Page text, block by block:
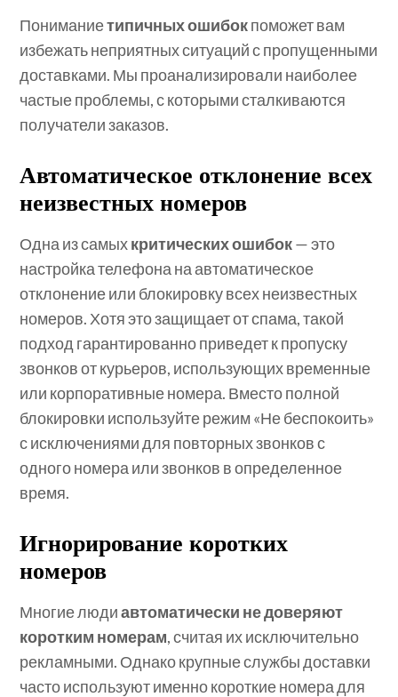
Пониманиетипичных ошибокпоможет вам
избежать неприятных ситуаций с пропущенными
доставками. Мы проанализировали наиболее
частые проблемы, с которыми сталкиваются
получатели заказов.
Автоматическое отклонение всех
неизвестных номеров
Одна из самыхкритических ошибок— это
настройка телефона на автоматическое
отклонение или блокировку всех неизвестных
номеров. Хотя это защищает от спама, такой
подход гарантированно приведет к пропуску
звонков от курьеров, использующих временные
или корпоративные номера. Вместо полной
блокировки используйте режим «Не беспокоить»
с исключениями для повторных звонков с
одного номера или звонков в определенное
время.
Игнорирование коротких
номеров
Многие людиавтоматически не доверяют
коротким номерам, считая их исключительно
рекламными. Однако крупные службы доставки
часто используют именно короткие номера для